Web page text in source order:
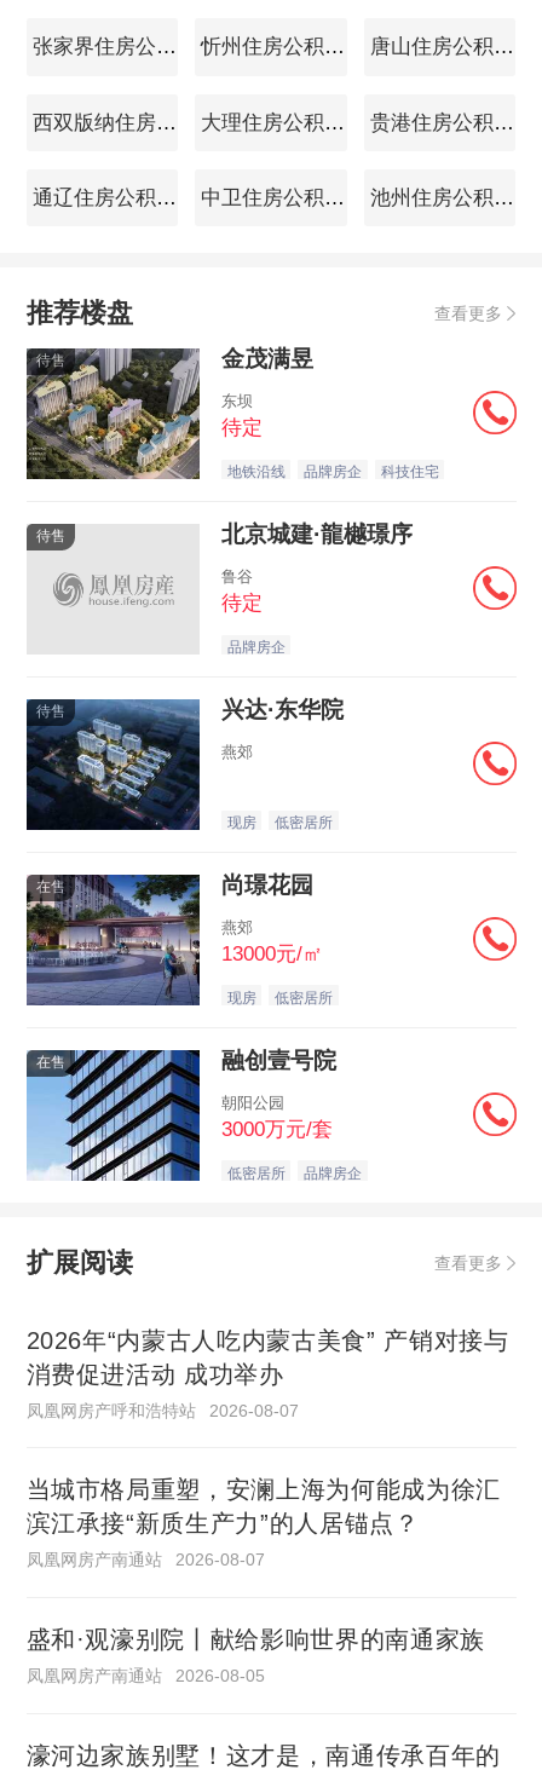
张家界住房公积金查询 忻州住房公积金查询 唐山住房公积金查询
西双版纳住房公积金查询 大理住房公积金查询 贵港住房公积金查询
通辽住房公积金查询 中卫住房公积金查询 池州住房公积金查询
推荐楼盘 查看更多
待售 金茂满昱
东坝
待定
地铁沿线 品牌房企 科技住宅
待售 北京城建·龍樾璟序
鲁谷
待定
品牌房企
待售 兴达·东华院
燕郊
现房 低密居所
在售 尚璟花园
燕郊
13000元/㎡
现房 低密居所
在售 融创壹号院
朝阳公园
3000万元/套
低密居所 品牌房企
扩展阅读 查看更多
2026年“内蒙古人吃内蒙古美食” 产销对接与
消费促进活动 成功举办
凤凰网房产呼和浩特站 2026-08-07
当城市格局重塑，安澜上海为何能成为徐汇
滨江承接“新质生产力”的人居锚点？
凤凰网房产南通站 2026-08-07
盛和·观濠别院丨献给影响世界的南通家族
凤凰网房产南通站 2026-08-05
濠河边家族别墅！这才是，南通传承百年的